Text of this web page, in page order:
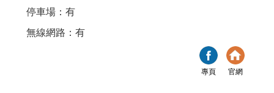
停車場：有
無線網路：有
專頁 官網